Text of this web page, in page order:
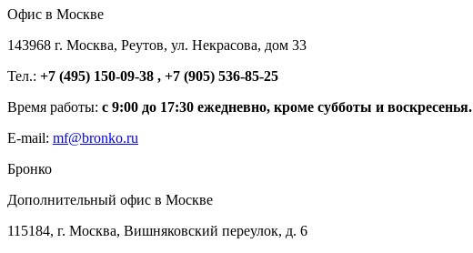
Офис в Москве
143968 г. Москва, Реутов, ул. Некрасова, дом 33
Тел.: +7 (495) 150-09-38 , +7 (905) 536-85-25
Время работы: с 9:00 до 17:30 ежедневно, кроме субботы и воскресенья.
E-mail: mf@bronko.ru
Бронко
Дополнительный офис в Москве
115184, г. Москва, Вишняковский переулок, д. 6